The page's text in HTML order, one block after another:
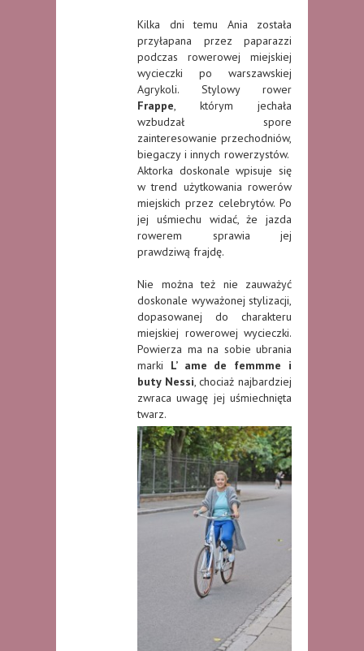
Kilka dni temu Ania została
przyłapana przez paparazzi
podczas rowerowej miejskiej
wycieczki po warszawskiej
Agrykoli. Stylowy rower
Frappe, którym jechała
wzbudzał spore
zainteresowanie przechodniów,
biegaczy i innych rowerzystów.
Aktorka doskonale wpisuje się
w trend użytkowania rowerów
miejskich przez celebrytów. Po
jej uśmiechu widać, że jazda
rowerem sprawia jej
prawdziwą frajdę.
Nie można też nie zauważyć
doskonale wyważonej stylizacji,
dopasowanej do charakteru
miejskiej rowerowej wycieczki.
Powierza ma na sobie ubrania
marki L’ ame de femmme i
buty Nessi, chociaż najbardziej
zwraca uwagę jej uśmiechnięta
twarz.